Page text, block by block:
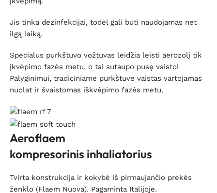
Jis tinka dezinfekcijai, todėl gali būti naudojamas net
ilgą laiką.
Specialus purkštuvo vožtuvas leidžia leisti aerozolį tik
įkvėpimo fazės metu, o tai sutaupo pusę vaisto!
Palyginimui, tradiciniame purkštuve vaistas vartojamas
nuolat ir švaistomas iškvėpimo fazės metu.
Aeroflaem
kompresorinis inhaliatorius
Tvirta konstrukcija ir kokybė iš pirmaujančio prekės
ženklo (Flaem Nuova). Pagaminta Italijoje.